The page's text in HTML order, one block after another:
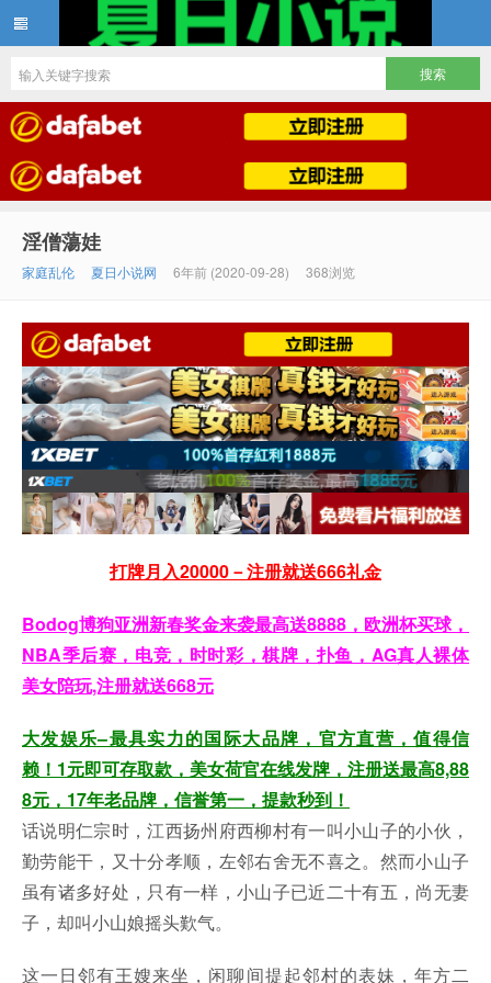
夏日小说
淫僧蕩娃
家庭乱伦 夏日小说网 6年前 (2020-09-28) 368浏览
打牌月入20000－注册就送666礼金
Bodog博狗亚洲新春奖金来袭最高送8888，欧洲杯买球，
NBA季后赛，电竞，时时彩，棋牌，扑鱼，AG真人裸体
美女陪玩,注册就送668元
大发娱乐–最具实力的国际大品牌，官方直营，值得信
赖！1元即可存取款，美女荷官在线发牌，注册送最高8,88
8元，17年老品牌，信誉第一，提款秒到！
话说明仁宗时，江西扬州府西柳村有一叫小山子的小伙，
勤劳能干，又十分孝顺，左邻右舍无不喜之。然而小山子
虽有诸多好处，只有一样，小山子已近二十有五，尚无妻
子，却叫小山娘摇头歎气。
这一日邻有王嫂来坐，闲聊间提起邻村的表妹，年方二